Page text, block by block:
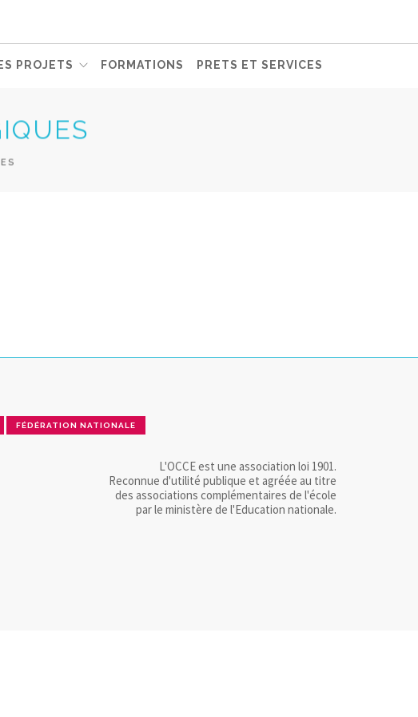
PROJETS FORMATIONS PRETS ET SERVICES
FÉDÉRATION NATIONALE
L'OCCE est une association loi 1901.
Reconnue d'utilité publique et agréée au titre
des associations complémentaires de l'école
par le ministère de l'Education nationale.